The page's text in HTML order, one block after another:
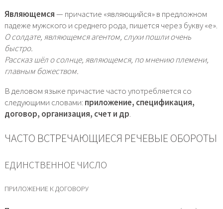
Являющемся— причастие «являющийся» в предложном
падеже мужского и среднего рода, пишется через букву «е».
О солдате, являющемся агентом, слухи пошли очень
быстро.
Рассказ шёл о солнце, являющемся, по мнению племени,
главным божеством.
В деловом языке причастие часто употребляется со
следующими словами: приложение, спецификация,
договор, организация, счет и др.
ЧАСТО ВСТРЕЧАЮЩИЕСЯ РЕЧЕВЫЕ ОБОРОТЫ
ЕДИНСТВЕННОЕ ЧИСЛО
ПРИЛОЖЕНИЕ К ДОГОВОРУ